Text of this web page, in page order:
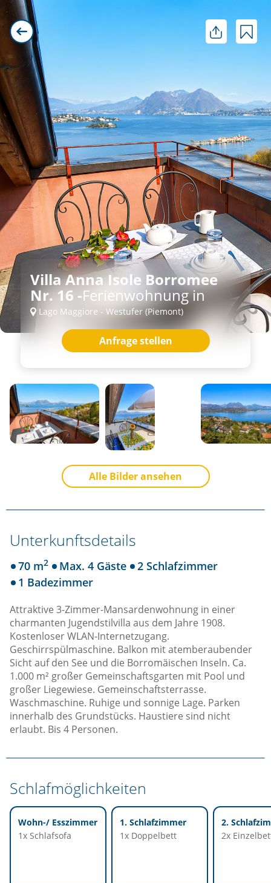
Alle Bilder ansehen
Unterkunftsdetails
70 m2 Max. 4 Gäste
2 Schlafzimmer
1 Badezimmer
Attraktive 3-Zimmer-Mansardenwohnung in einer
charmanten Jugendstilvilla aus dem Jahre 1908.
Kostenloser WLAN-Internetzugang.
Geschirrspülmaschine. Balkon mit atemberaubender
Sicht auf den See und die Borromäischen Inseln. Ca.
1.000 m² großer Gemeinschaftsgarten mit Pool und
großer Liegewiese. Gemeinschaftsterrasse.
Waschmaschine. Ruhige und sonnige Lage. Parken
innerhalb des Grundstücks. Haustiere sind nicht
erlaubt. Bis 4 Personen.
Schlafmöglichkeiten
Wohn-/ Esszimmer
1x Schlafsofa
1. Schlafzimmer
1x Doppelbett
2.
2x
Villa Anna Isole Borromee
Nr. 16 -Ferienwohnung in
Lago Maggiore - Westufer (Piemont)
Anfrage stellen